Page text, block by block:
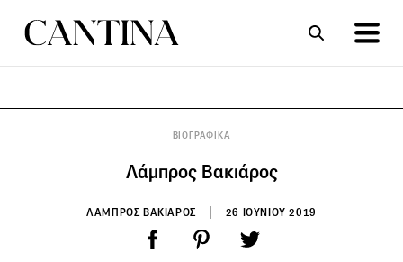
ΒΙΟΓΡΑΦΙΚΑ
Λάμπρος Βακιάρος
ΛΑΜΠΡΟΣ ΒΑΚΙΑΡΟΣ 26 ΙΟΥΝΙΟΥ 2019